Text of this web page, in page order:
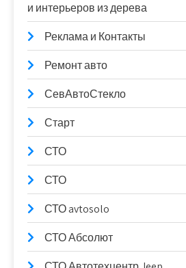
и интерьеров из дерева
Реклама и Контакты
Ремонт авто
СевАвтоСтекло
Старт
СТО
СТО
СТО avtosolo
СТО Абсолют